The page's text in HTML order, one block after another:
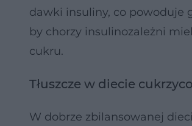
dawki insuliny, co powoduje
by chorzy insulinozależni
cukru.
Tłuszcze w diecie
W dobrze zbilansowanej